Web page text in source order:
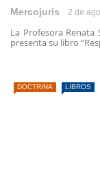
Mercojuris 2 de
La Profesora
presenta su libro
DOCTRINA LIBROS